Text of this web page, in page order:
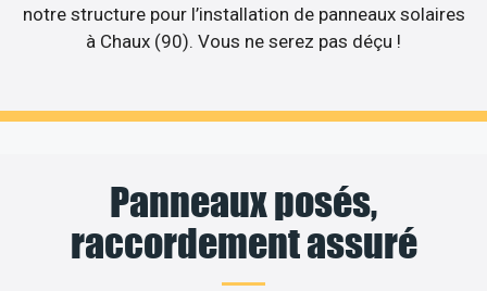
notre structure pour l’installation de panneaux solaires
à Chaux (90). Vous ne serez pas déçu !
Panneaux posés,
raccordement assuré